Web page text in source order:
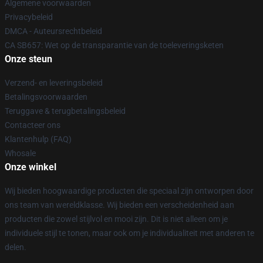
Algemene voorwaarden
Privacybeleid
DMCA - Auteursrechtbeleid
CA SB657: Wet op de transparantie van de toeleveringsketen
Onze steun
Verzend- en leveringsbeleid
Betalingsvoorwaarden
Teruggave & terugbetalingsbeleid
Contacteer ons
Klantenhulp (FAQ)
Whosale
Onze winkel
Wij bieden hoogwaardige producten die speciaal zijn ontworpen door
ons team van wereldklasse. Wij bieden een verscheidenheid aan
producten die zowel stijlvol en mooi zijn. Dit is niet alleen om je
individuele stijl te tonen, maar ook om je individualiteit met anderen te
delen.